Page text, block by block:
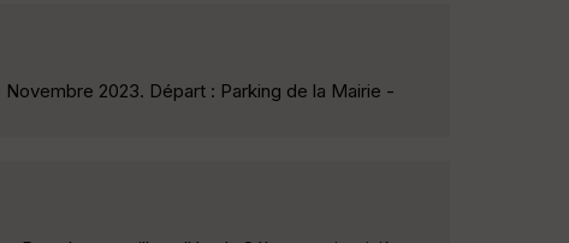
2023. Départ : Parking de la Mairie -